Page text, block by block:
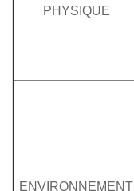
PHYSIQUE
ENVIRONNEMENT